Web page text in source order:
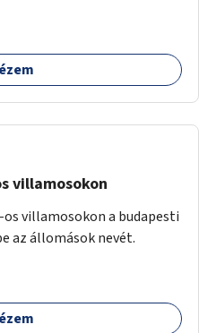
villamosokon
os villamosokon a budapesti
az állomások nevét.